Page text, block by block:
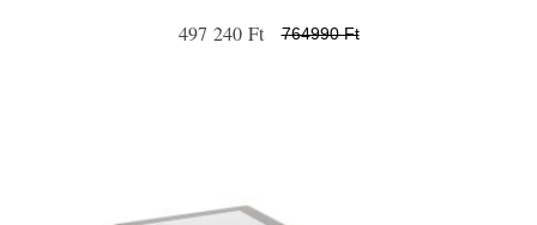
497 240 Ft 764990 Ft